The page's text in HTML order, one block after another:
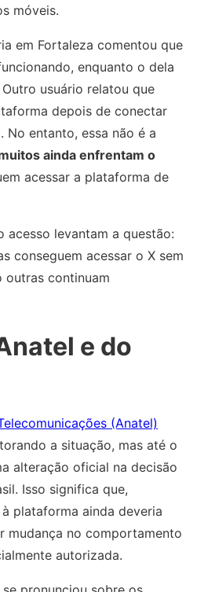
móveis.
em Fortaleza comentou que
enquanto o dela
usuário relatou que
depois de conectar
No entanto, essa não é a
ainda enfrentam o
acessar a plataforma de
acesso levantam a questão:
conseguem acessar o X sem
outras continuam
e do
(Anatel)
a situação, mas até o
alteração oficial na decisão
Isso significa que,
plataforma ainda deveria
mudança no comportamento
autorizada.